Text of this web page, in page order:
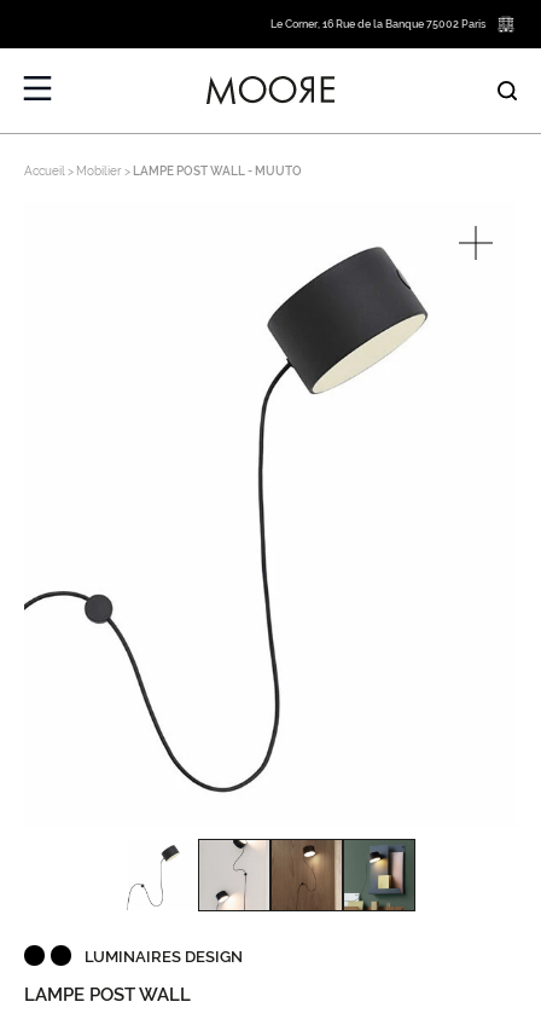
Le Corner, 16 Rue de la Banque 75002 Paris
Accueil Mobilier LAMPE POST WALL - MUUTO
LUMINAIRES DESIGN
LAMPE POST WALL